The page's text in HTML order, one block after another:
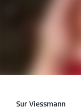
Sur Viessmann